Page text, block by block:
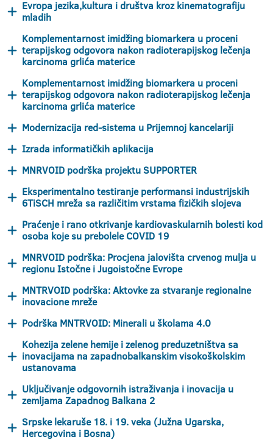
Evropa jezika,kultura i društva kroz kinematografiju
mladih
Komplementarnost imidžing biomarkera u proceni
terapijskog odgovora nakon radioterapijskog lečenja
karcinoma grlića materice
Komplementarnost imidžing biomarkera u proceni
terapijskog odgovora nakon radioterapijskog lečenja
karcinoma grlića materice
Modernizacija red-sistema u Prijemnoj kancelariji
Izrada informatičkih aplikacija
MNRVOID podrška projektu SUPPORTER
Eksperimentalno testiranje performansi industrijskih
6TiSCH mreža sa različitim vrstama fizičkih slojeva
Praćenje i rano otkrivanje kardiovaskularnih bolesti kod
osoba koje su prebolele COVID 19
MNRVOID podrška: Procjena jalovišta crvenog mulja u
regionu Istočne i Jugoistočne Evrope
MNTRVOID podrška: Aktovke za stvaranje regionalne
inovacione mreže
Podrška MNTRVOID: Minerali u školama 4.0
Kohezija zelene hemije i zelenog preduzetništva sa
inovacijama na zapadnobalkanskim visokoškolskim
ustanovama
Uključivanje odgovornih istraživanja i inovacija u
zemljama Zapadnog Balkana 2
Srpske lekaruše 18. i 19. veka (Južna Ugarska,
Hercegovina i Bosna)